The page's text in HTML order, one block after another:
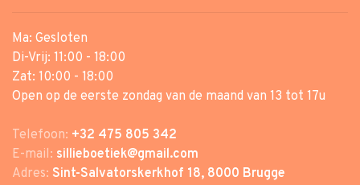
Ma: Gesloten
Di-Vrij: 11:00 - 18:00
Zat: 10:00 - 18:00
Open op de eerste zondag van de maand van 13 tot 17u
Telefoon: +32 475 805 342
E-mail: sillieboetiek@gmail.com
Adres: Sint-Salvatorskerkhof 18, 8000 Brugge